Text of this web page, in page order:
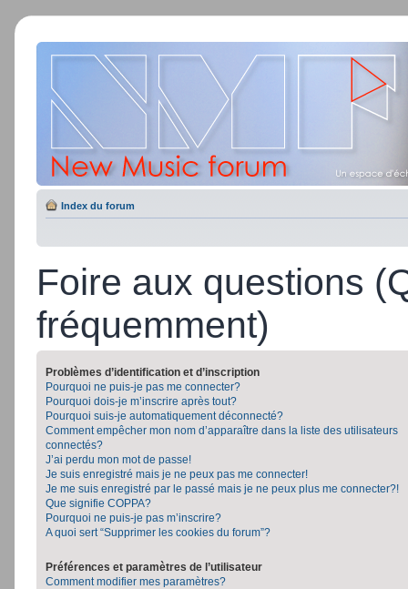
Index du forum
Foire aux questions
fréquemment)
Problèmes d’identification et d’inscription
Pourquoi ne puis-je pas me connecter?
Pourquoi dois-je m’inscrire après tout?
Pourquoi suis-je automatiquement déconnecté?
Comment empêcher mon nom d’apparaître dans la liste des utilisateurs
connectés?
J’ai perdu mon mot de passe!
Je suis enregistré mais je ne peux pas me connecter!
Je me suis enregistré par le passé mais je ne peux plus me connecter?!
Que signifie COPPA?
Pourquoi ne puis-je pas m’inscrire?
A quoi sert “Supprimer les cookies du forum”?
Préférences et paramètres de l’utilisateur
Comment modifier mes paramètres?